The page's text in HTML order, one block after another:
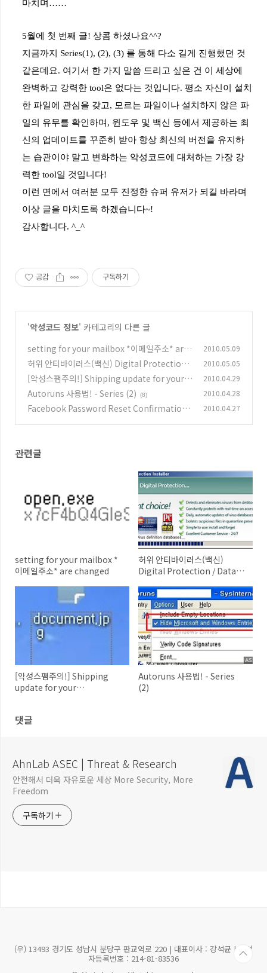
마치며 ……
5월에 첫 번째 글! 상콤 하셨나요^^?
지금까지
Series(1), (2), (3) 를 통해 다소 길게 진행했던 것
같은데요. 여기서 한 가지 말씀 드리고 싶은 건 이
세상에
완벽하고 강력한 tool은 없다는 것입니다. 평소 자신이
설치
한 파일에 관심을 갖고, 모르는 파일이나 설치하지 않은 파
일의 유무를 확인하며 , 윈도우 및 백신 등에서 제공하는 최
신의 업데이트를 꾸준히 받아 항상 최신의 버전을 유지하
는 습관이야 말고 변화하는 악성코드에 대처하는 가장 강
력한 tool일 것입니다!
이런 면에서 여러분 모두 진정한 슈퍼 유저가 되길 바라며
이상 글을 마치도록 하겠습니다~!
감사합니다. ^_^
공감 구독하기
'악성코드 정보' 카테고리의 다른 글
setting for your mailbox *이메일주소* are
changed
(4)
2010.05.09
허위 안티바이러스(백신) Digital Protection /
Data Protection 주의!
(0)
2010.05.05
[악성스팸주의!] Shipping update for your A
mazon.com order 254-71546325-658732
(2)
2010.04.29
Autoruns 사용법! - Series (2) (8) 2010.04.28
Facebook Password Reset Confirmation!
2010.04.27
관련글
setting for your mailbox *
이메일주소* are changed
허위 안티바이러스(백신)
Digital Protection / Data
[악성스팸주의!] Shipping
update for your
Autoruns 사용법! - Series
(2)
댓글
AhnLab ASEC | Threat & Research
안전해서 더욱 자유로운 세상 More Security, More
Freedom
구독하기
(우) 13493 경기도 성남시 분당구 판교역로 220 | 대표이사 : 강석균 | 사업
자등록번호 : 214-81-83536